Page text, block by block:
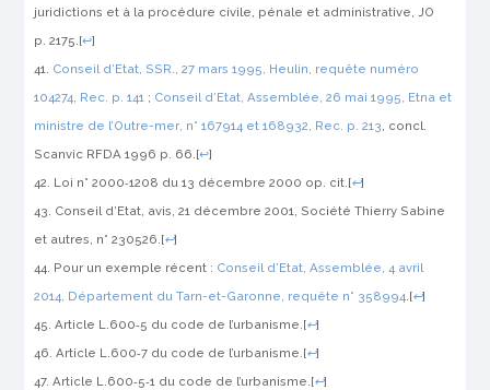
juridictions et à la procédure civile, pénale et administrative,JO
p. 2175.[↩]
Conseil d’Etat, SSR., 27 mars 1995, Heulin, requête numéro
104274, Rec. p. 141 ; Conseil d’Etat, Assemblée, 26 mai 1995, Etna et
ministre de l’Outre-mer, n° 167914 et 168932, Rec. p. 213, concl.
Scanvic RFDA 1996 p. 66.[↩]
Loi n° 2000‑1208 du 13 décembre 2000 op. cit.[↩]
Conseil d’Etat, avis, 21 décembre 2001, Société Thierry Sabine
et autres, n° 230526.[↩]
Pour un exemple récent : Conseil d’Etat, Assemblée, 4 avril
2014, Département du Tarn-et-Garonne, requête n° 358994.[↩]
Article L.600‑5 du code de l’urbanisme.[↩]
Article L.600‑7 du code de l’urbanisme.[↩]
Article L.600‑5‑1 du code de l’urbanisme.[↩]